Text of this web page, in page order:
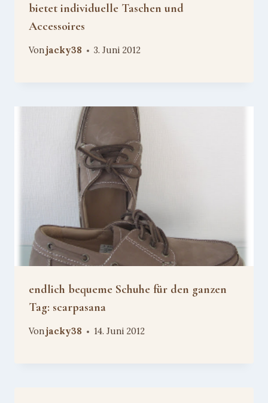
bietet individuelle Taschen und
Accessoires
Vonjacky38 3. Juni 2012
endlich bequeme Schuhe für den ganzen
Tag: scarpasana
Vonjacky38 14. Juni 2012